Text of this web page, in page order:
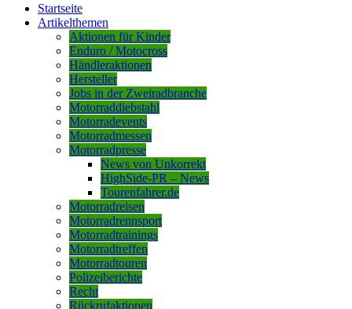
Startseite
Artikelthemen
Aktionen für Kinder
Enduro / Motocross
Händleraktionen
Hersteller
Jobs in der Zweiradbranche
Motorraddiebstahl
Motorradevents
Motorradmessen
Motorradpresse
News von Unkorrekt
HighSide-PR – News
Tourenfahrer.de
Motorradreisen
Motorradrennsport
Motorradtrainings
Motorradtreffen
Motorradtouren
Polizeiberichte
Recht
Rückrufaktionen